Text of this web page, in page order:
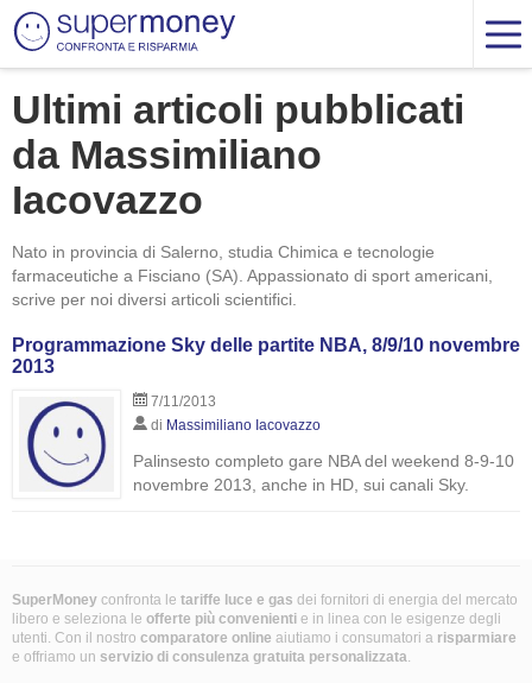
Ultimi articoli pubblicati
da Massimiliano
Iacovazzo
Nato in provincia di Salerno, studia Chimica e tecnologie
farmaceutiche a Fisciano (SA). Appassionato di sport americani,
scrive per noi diversi articoli scientifici.
Programmazione Sky delle partite NBA, 8/9/10 novembre
2013
7/11/2013
di Massimiliano Iacovazzo
Palinsesto completo gare NBA del weekend 8-9-10
novembre 2013, anche in HD, sui canali Sky.
SuperMoney confronta le tariffe luce e gas dei fornitori di energia del mercato
libero e seleziona le offerte più convenienti e in linea con le esigenze degli
utenti. Con il nostro comparatore online aiutiamo i consumatori a risparmiare
e offriamo un servizio di consulenza gratuita personalizzata.